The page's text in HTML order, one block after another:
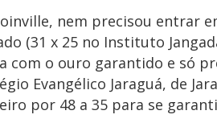
nem precisou entrar
(31 x 25 no Instituto
com o ouro garantido e só
Evangélico Jaraguá, de
por 48 a 35 para se